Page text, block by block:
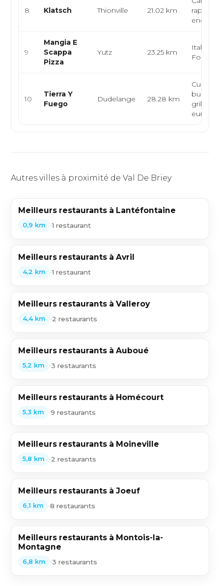
8 Klatsch Thionville 21.02 km
rapide,
encas
9
Mangia E
Scappa
Pizza
Yutz 23.25 km
10
Tierra Y
Fuego
Dudelange 28.28 km
Cuisine
burger,
grillade,
eur...
Autres villes à proximité de Val De Briey
Meilleurs restaurants à Lantéfontaine
0,9 km •1 restaurant
Meilleurs restaurants à Avril
4,2 km •1 restaurant
Meilleurs restaurants à Valleroy
4,4 km •2 restaurants
Meilleurs restaurants à Auboué
5,2 km •3 restaurants
Meilleurs restaurants à Homécourt
5,3 km •9 restaurants
Meilleurs restaurants à Moineville
5,8 km •2 restaurants
Meilleurs restaurants à Joeuf
6,1 km •8 restaurants
Meilleurs restaurants à Montois-la-
Montagne
6,8 km •3 restaurants